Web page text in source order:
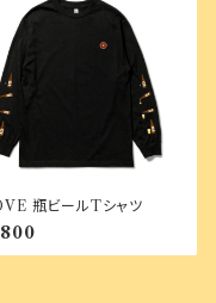
瓶ビールTシャツ